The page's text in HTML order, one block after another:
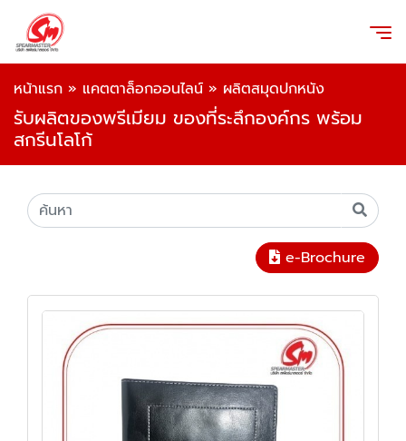
หน้าแรก » แคตตาล็อกออนไลน์ » ผลิตสมุดปกหนัง
รับผลิตของพรีเมียม ของที่ระลึกองค์กร พร้อม
สกรีนโลโก้
e-Brochure